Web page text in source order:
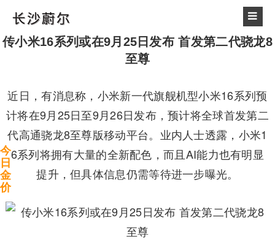
传小米16系列或在9月25日发布 首发第二代骁龙8
至尊
近日，有消息称，小米新一代旗舰机型小米16系列预
计将在9月25日至9月26日发布，预计将全球首发第二
代高通骁龙8至尊版移动平台。业内人士透露，小米1
6系列将拥有大量的全新配色，而且AI能力也有明显
提升，但具体信息仍需等待进一步曝光。
今
日
金
价